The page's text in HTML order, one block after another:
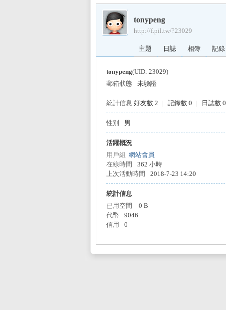
PA›
tonypeng
http://f.pil.tw/?23029
主題 日誌 相簿 記錄
tonypeng(UID: 23029)
郵箱狀態
未驗證
統計信息 好友數 2 | 記錄數 0 | 日誌數 0
性別 男
活躍概況
用戶組 網站會員
在線時間
362 小時
上次活動時間
2018-7-23 14:20
統計信息
已用空間
0 B
代幣
9046
信用
0